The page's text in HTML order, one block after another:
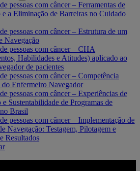
pessoas com câncer – Ferramentas de
a Eliminação de Barreiras no Cuidado
pessoas com câncer – Estrutura de um
Navegação
pessoas com câncer – CHA
Habilidades e Atitudes) aplicado ao
de pacientes
pessoas com câncer – Competência
do Enfermeiro Navegador
pessoas com câncer – Experiências de
e Sustentabilidade de Programas de
Brasil
pessoas com câncer – Implementação de
Navegação: Testagem, Pilotagem e
Resultados